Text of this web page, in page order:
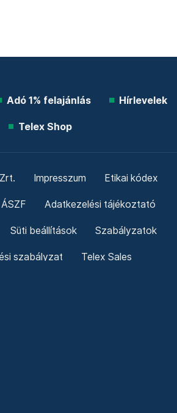
Adó 1% felajánlás Hírlevelek
Telex Shop
Impresszum Etikai kódex
ÁSZF Adatkezelési tájékoztató
Süti beállítások Szabályzatok
szabályzat Telex Sales